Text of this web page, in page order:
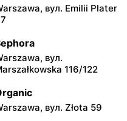
Miziołka 1
вул. Emilii Plater
вул.
116/122
вул. Złota 59